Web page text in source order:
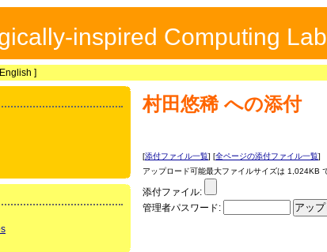
inspired Computing
English ]
村田悠稀 への添付
[添付ファイル一覧] [全ページの添付ファイル一覧]
アップロード可能最大ファイルサイズは 1,024KB
添付ファイル:
管理者パスワード: